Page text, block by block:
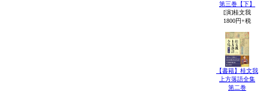
第三巻【下】
[演]桂文我
1800円+税
【書籍】桂文我
上方落語全集
第二巻